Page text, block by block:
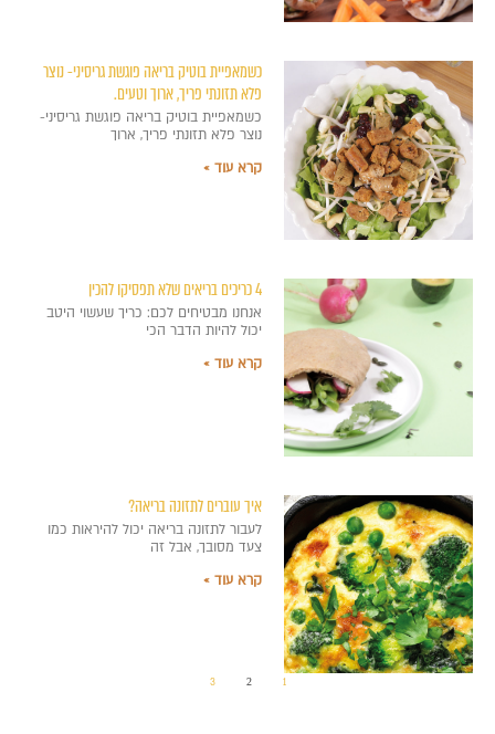
כשמאפיית בוטיק בריאה פוגשת גריסיני- נוצר
פלא תזונתי פריך, ארוך וטעים.
כשמאפיית בוטיק בריאה פוגשת גריסיני-
נוצר פלא תזונתי פריך, ארוך
קרא עוד »
4 כריכים בריאים שלא תפסיקו להכין
אנחנו מבטיחים לכם: כריך שעשוי היטב
יכול להיות הדבר הכי
קרא עוד »
איך עוברים לתזונה בריאה?
לעבור לתזונה בריאה יכול להיראות כמו
צעד מסובך, אבל זה
קרא עוד »
1
2
3